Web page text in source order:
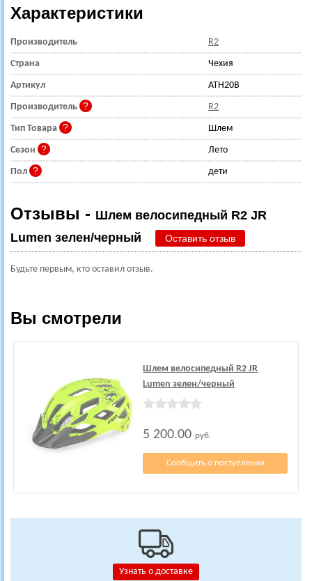
Узнать о доставке
Характеристики
Производитель R2
Страна Чехия
Артикул ATH20B
Производитель R2
Тип Товара Шлем
Сезон Лето
Пол дети
Отзывы - Шлем велосипедный R2 JR
Lumen зелен/черный
Оставить отзыв
Будьте первым, кто оставил отзыв.
Вы смотрели
Шлем велосипедный R2 JR
Lumen зелен/черный
5 200.00 руб.
Сообщить о поступлении